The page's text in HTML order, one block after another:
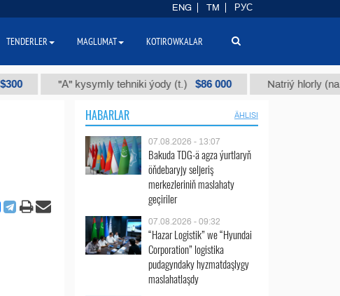
"А" kysymly tehniki ýody (t.) $86 000 Natriý hlorly (nahar
HABARLAR ÄHLISI
07.08.2026 - 13:07
Bakuda TDG-ä agza ýurtlaryň
öňdebaryjy seljeriş
merkezleriniň maslahaty
geçiriler
07.08.2026 - 09:32
“Hazar Logistik” we “Hyundai
Corporation” logistika
pudagyndaky hyzmatdaşlygy
maslahatlaşdy
ENG TM РУС
TENDERLER MAGLUMAT KOTIROWKALAR